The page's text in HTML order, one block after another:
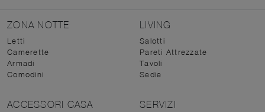
ZONA NOTTE
Letti
Camerette
Armadi
Comodini
LIVING
Salotti
Pareti Attrezzate
Tavoli
Sedie
ACCESSORI CASA SERVIZI